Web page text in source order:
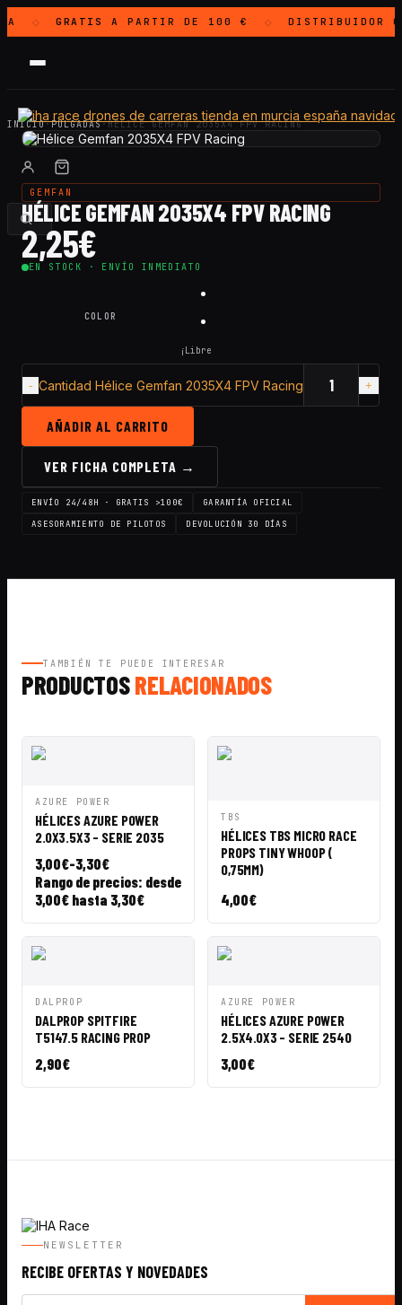
◇ GRATISA PARTIR DE 100 € ◇ DISTRIBUIDOR
INICIO·PULGADAS·HÉLICE GEMFAN 2035X4 FPV RACING
GEMFAN
HÉLICE GEMFAN 2035X4 FPV RACING
2,25€
EN STOCK · ENVÍO INMEDIATO
COLOR
¡Libre
Cantidad Hélice Gemfan 2035X4 FPV Racing
AÑADIR AL CARRITO
VER FICHA COMPLETA →
ENVÍO 24/48H · GRATIS >100€
GARANTÍA OFICIAL
ASESORAMIENTO DE PILOTOS
DEVOLUCIÓN 30 DÍAS
TAMBIÉN TE PUEDE INTERESAR
PRODUCTOSRELACIONADOS
VISTA
RÁPIDA
AZURE POWER
HÉLICES AZURE POWER
2.0X3.5X3 - SERIE 2035
3,00€-3,30€
Rango de precios: desde
3,00€ hasta 3,30€
VISTA
RÁPIDA
TBS
HÉLICES TBS MICRO RACE
PROPS TINY WHOOP (
0,75MM)
4,00€
VISTA
DALPROP
DALPROP SPITFIRE
T5147.5 RACING PROP
2,90€
VISTA
RÁPIDA
AZURE POWER
HÉLICES AZURE POWER
2.5X4.0X3 - SERIE 2540
3,00€
NEWSLETTER
RECIBE OFERTAS Y NOVEDADES